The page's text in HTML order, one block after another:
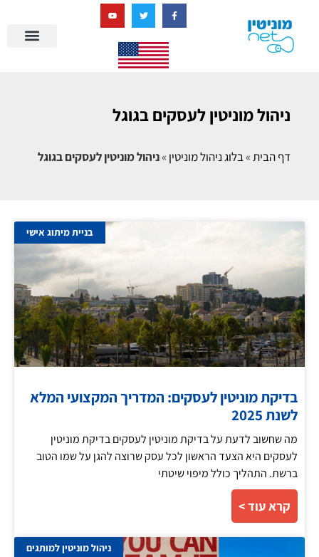
ניהול מוניטין לעסקים בגוגל
דף הבית»בלוג ניהול מוניטין »ניהול מוניטין לעסקים בגוגל
בניית מיתוג אישי
בדיקת מוניטין לעסקים: המדריך המקצועי המלא
לשנת 2025
מה שחשוב לדעת על בדיקת מוניטין לעסקים בדיקת מוניטין
לעסקים היא הצעד הראשון לכל עסק שרוצה להגן על שמו הטוב
ברשת. התהליך כולל מיפוי שיטתי
קרא עוד >
ניהול מוניטין למותגים